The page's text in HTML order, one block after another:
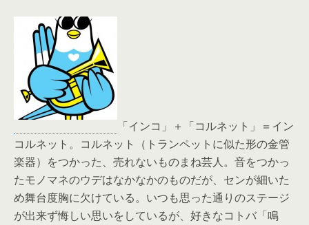
「インコ」＋「コルネット」＝イン
コルネット。コルネット（トランペットに似た形の金管
楽器）をつかった、売れないものまね芸人。音をつかっ
たモノマネのウデはなかなかのものだが、センが細いた
め舞台度胸に欠けている。いつも思った通りのステージ
が出来ず悔しい思いをしているが、好きなコトバ「鳴